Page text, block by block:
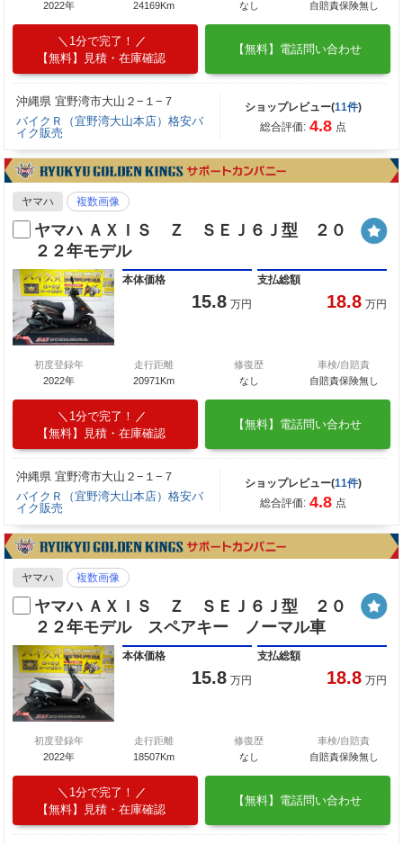
2022年
24169Km
なし
自賠責保険無し
1分で完了！
【無料】見積・在庫確認
【無料】電話問い合わせ
沖縄県 宜野湾市大山２−１−７
バイクＲ（宜野湾大山本店）格安バ
イク販売
ショップレビュー(11件)
総合評価: 4.8 点
ヤマハ 複数画像
ヤマハ ＡＸＩＳ Ｚ ＳＥＪ６Ｊ型 ２０
２２年モデル
本体価格
15.8 万円
支払総額
18.8 万円
初度登録年
2022年
走行距離
20971Km
修復歴
なし
車検/自賠責
自賠責保険無し
1分で完了！
【無料】見積・在庫確認
【無料】電話問い合わせ
沖縄県 宜野湾市大山２−１−７
バイクＲ（宜野湾大山本店）格安バ
イク販売
ショップレビュー(11件)
総合評価: 4.8 点
ヤマハ 複数画像
ヤマハ ＡＸＩＳ Ｚ ＳＥＪ６Ｊ型 ２０
２２年モデル スペアキー ノーマル車
本体価格
15.8 万円
支払総額
18.8 万円
初度登録年
2022年
走行距離
18507Km
修復歴
なし
車検/自賠責
自賠責保険無し
1分で完了！
【無料】見積・在庫確認
【無料】電話問い合わせ